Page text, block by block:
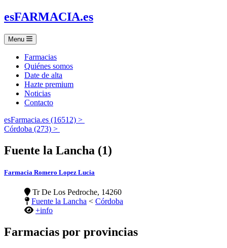
esFARMACIA.es
Menu
Farmacias
Quiénes somos
Date de alta
Hazte premium
Noticias
Contacto
esFarmacia.es (16512) >
Córdoba (273) >
Fuente la Lancha (1)
Farmacia Romero Lopez Lucia
Tr De Los Pedroche, 14260
Fuente la Lancha < Córdoba
+info
Farmacias por provincias